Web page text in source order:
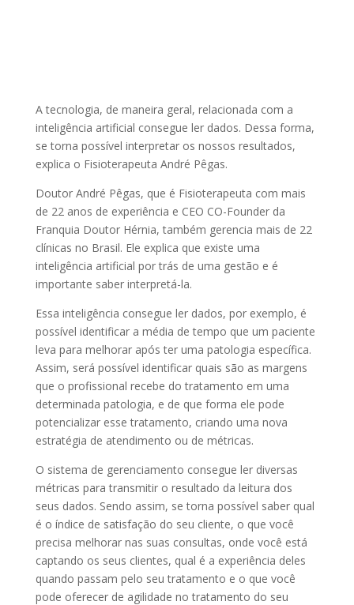
A tecnologia, de maneira geral, relacionada com a
inteligência artificial consegue ler dados. Dessa forma,
se torna possível interpretar os nossos resultados,
explica o Fisioterapeuta André Pêgas.
Doutor André Pêgas, que é Fisioterapeuta com mais
de 22 anos de experiência e CEO CO-Founder da
Franquia Doutor Hérnia, também gerencia mais de 22
clínicas no Brasil. Ele explica que existe uma
inteligência artificial por trás de uma gestão e é
importante saber interpretá-la.
Essa inteligência consegue ler dados, por exemplo, é
possível identificar a média de tempo que um paciente
leva para melhorar após ter uma patologia específica.
Assim, será possível identificar quais são as margens
que o profissional recebe do tratamento em uma
determinada patologia, e de que forma ele pode
potencializar esse tratamento, criando uma nova
estratégia de atendimento ou de métricas.
O sistema de gerenciamento consegue ler diversas
métricas para transmitir o resultado da leitura dos
seus dados. Sendo assim, se torna possível saber qual
é o índice de satisfação do seu cliente, o que você
precisa melhorar nas suas consultas, onde você está
captando os seus clientes, qual é a experiência deles
quando passam pelo seu tratamento e o que você
pode oferecer de agilidade no tratamento do seu